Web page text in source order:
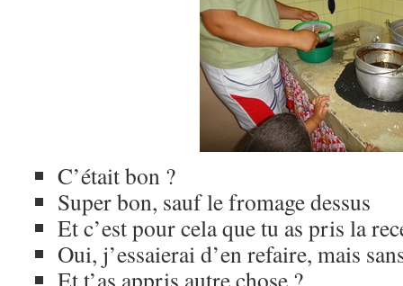
C’était bon ?
Super bon, sauf le fromage dessus
Et c’est pour cela que tu as pris la
Oui, j’essaierai d’en refaire, mais
Et t’as appris autre chose ?